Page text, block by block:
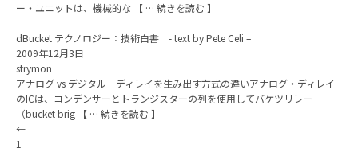
ー・ユニットは、機械的な 【 … 続きを読む 】
dBucket テクノロジー：技術白書 - text by Pete Celi –
2009年12月3日
strymon
アナログ vs デジタル ディレイを生み出す方式の違いアナログ・ディレイ
のICは、コンデンサーとトランジスターの列を使用してバケツリレー
（bucket brig 【 … 続きを読む 】
←
1